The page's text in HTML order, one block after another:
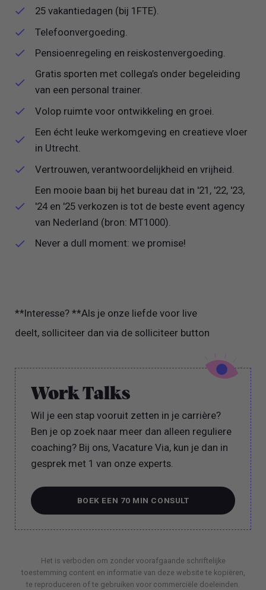
25 vakantiedagen (bij 1FTE).
Telefoonvergoeding.
Pensioenregeling en reiskostenvergoeding.
Gratis sporten met collega’s onder begeleiding
van een personal trainer.
Volop ruimte voor ontwikkeling en groei.
Een écht leuke werkomgeving en creatieve vloer
in Utrecht.
Vertrouwen, verantwoordelijkheid en vrijheid.
Een mooie baan bij het bureau dat in '21, '22, '23,
'24 en '25 verkozen is tot de beste event agency
van Nederland (bron: MT1000).
Never a dull moment: we promise!
**Interesse? **Als je onze liefde voor live
deelt, solliciteer dan via de solliciteer button
Work Talks
Wil je een stap vooruit zetten in je carrière?
Ben je op zoek naar meer dan alleen reguliere
coaching? Bij ons, Vacature Via, kun je dan in
gesprek met 1 van onze experts.
BOEK EEN 70 MIN CONSULT
BOEK EEN 70 MIN CONSULT
Het is verboden om zonder voorafgaande schriftelijke
toestemming content en informatie van deze website te kopiëren,
te reproduceren of te gebruiken voor commerciële doeleinden.